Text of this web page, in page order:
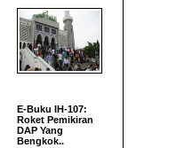
E-Buku IH-107:
Roket Pemikiran
DAP Yang
Bengkok..